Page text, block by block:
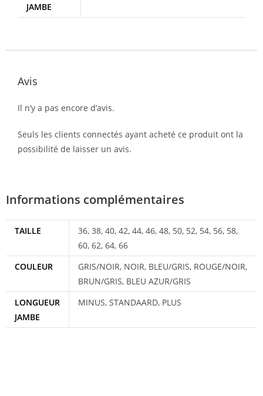
JAMBE
Avis
Il n’y a pas encore d’avis.
Seuls les clients connectés ayant acheté ce produit ont la
possibilité de laisser un avis.
Informations complémentaires
TAILLE
36, 38, 40, 42, 44, 46, 48, 50, 52, 54, 56, 58,
60, 62, 64, 66
COULEUR
GRIS/NOIR, NOIR, BLEU/GRIS, ROUGE/NOIR,
BRUN/GRIS, BLEU AZUR/GRIS
LONGUEUR
JAMBE
MINUS, STANDAARD, PLUS